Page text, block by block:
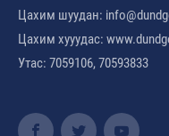
Цахим шуудан:
Цахим хууудас:
Утас: 7059106, 70593833